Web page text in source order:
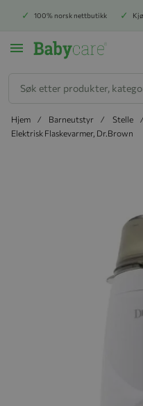
100% norsk nettbutikk
Hjem Barneutstyr Stelle
Elektrisk Flaskevarmer, Dr.Brown